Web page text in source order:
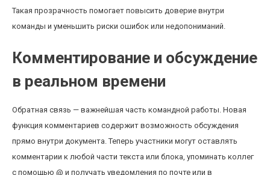
Такая прозрачность помогает повысить доверие внутри
команды и уменьшить риски ошибок или недопониманий.
Комментирование и обсуждение
в реальном времени
Обратная связь — важнейшая часть командной работы. Новая
функция комментариев содержит возможность обсуждения
прямо внутри документа. Теперь участники могут оставлять
комментарии к любой части текста или блока, упоминать коллег
с помощью @ и получать уведомления по почте или в